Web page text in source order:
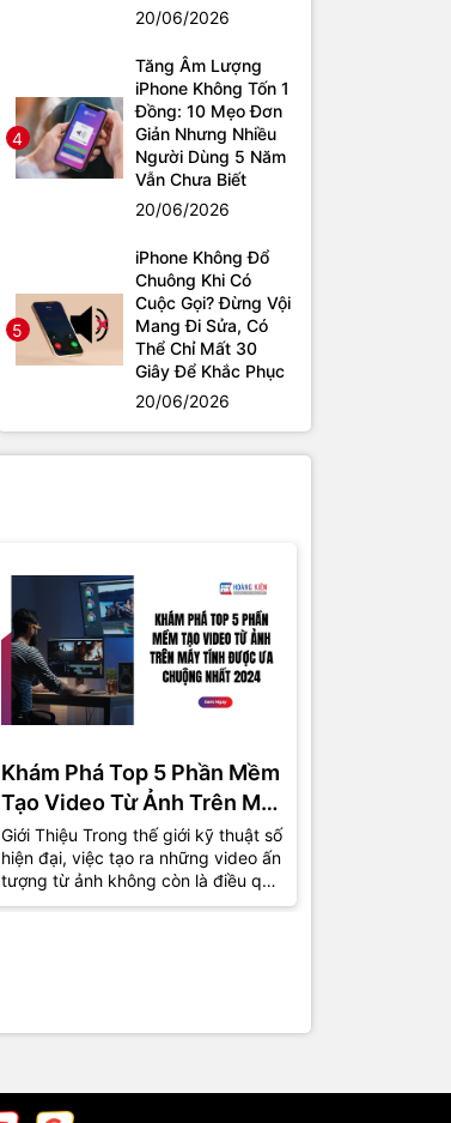
20/06/2026
4
Tăng Âm Lượng
iPhone Không Tốn 1
Đồng: 10 Mẹo Đơn
Giản Nhưng Nhiều
Người Dùng 5 Năm
Vẫn Chưa Biết
20/06/2026
5
iPhone Không Đổ
Chuông Khi Có
Cuộc Gọi? Đừng Vội
Mang Đi Sửa, Có
Thể Chỉ Mất 30
Giây Để Khắc Phục
20/06/2026
Khám Phá Top 5 Phần Mềm
Tạo Video Từ Ảnh Trên Máy
Tính Được Ưa Chuộng Nhất
2024
Giới Thiệu Trong thế giới kỹ thuật số
hiện đại, việc tạo ra những video ấn
tượng từ ảnh không còn là điều quá
xa lạ. Từ những bức ảnh kỷ...